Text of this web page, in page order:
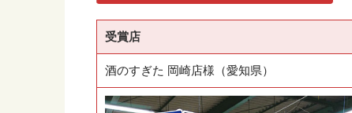
受賞店
酒のすぎた 岡崎店様（愛知県）